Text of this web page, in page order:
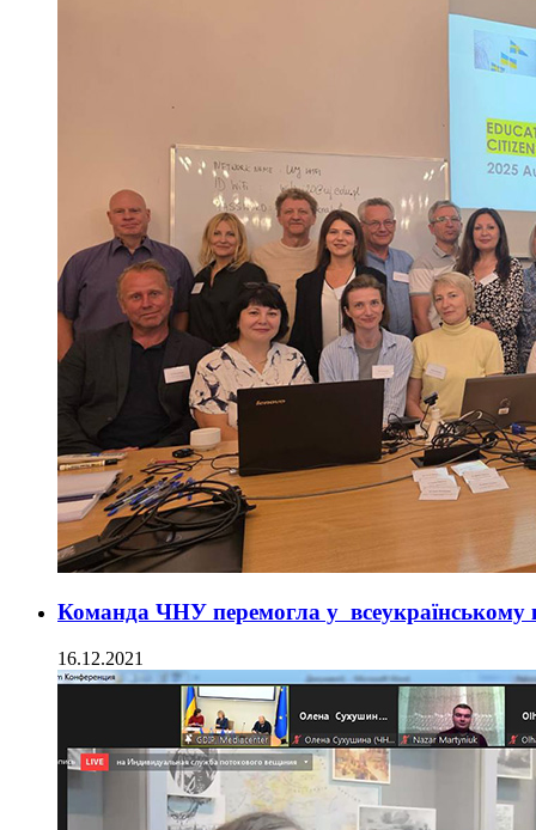
Команда ЧНУ перемогла у всеукраїнському
16.12.2021